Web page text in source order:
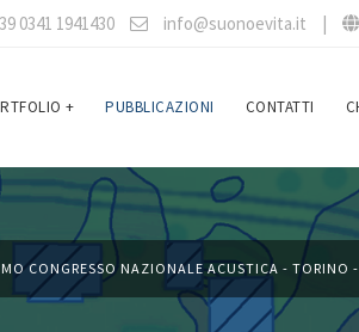
0341 1941430 info@suonoevita.it |
+ PUBBLICAZIONI CONTATTI
CONGRESSO NAZIONALE ACUSTICA - TORINO